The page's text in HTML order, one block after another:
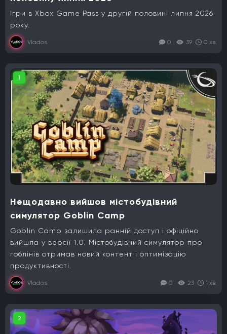
Ігри в Xbox Game Pass у другій половині липня 2026
року.
Vlados 0 39 0 хв.
1
Нещодавно вийшов містобудівний
симулятор Goblin Camp
Goblin Camp залишила ранній доступ і офіційно
вийшла у версії 1.0. Містобудівний симулятор про
гоблінів отримав новий контент і оптимізацію
продуктивності.
Vlados 0 23 1 хв.
2